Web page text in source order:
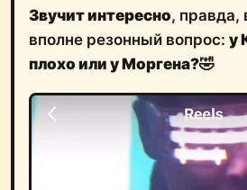
Звучит интересно
вполне резонный вопрос:
плохо или у Моргена?🤣